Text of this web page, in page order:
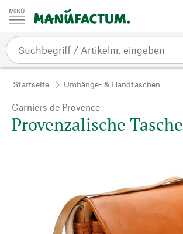
Zum Inhalt springen
Startseite Umhänge- & Handtaschen
Carniers de Provence
Provenzalische Tasche